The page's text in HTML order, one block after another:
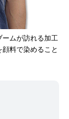
ームが訪れる加工
料で染めること